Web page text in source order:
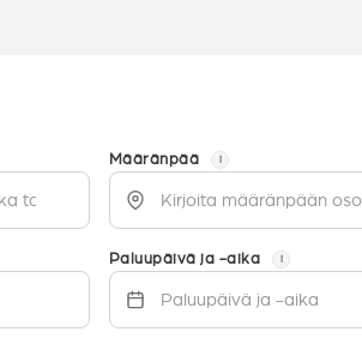
Määränpää i
Paluupäivä ja -aika i